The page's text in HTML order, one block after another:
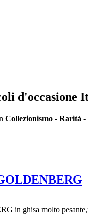
d'occasione
Collezionismo - Rarità -
in ghisa molto